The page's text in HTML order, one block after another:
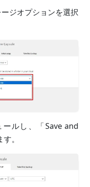
ジオプションを選択
ルし、「Save and
。